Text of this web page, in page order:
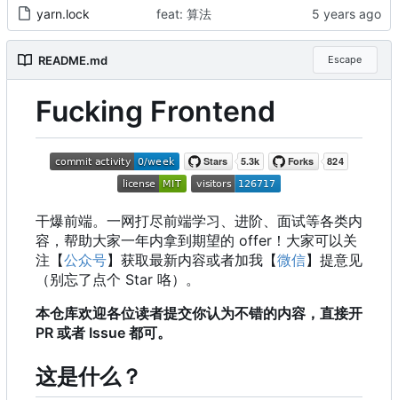
yarn.lock feat: 算法
README.md Escape
Fucking Frontend
干爆前端。一网打尽前端学习、进阶、面试等各类内
容，帮助大家一年内拿到期望的 offer ！ 大家可以关
注【公众号】获取最新内容或者加我【微信】提意见
（别忘了点个 Star 咯）。
本仓库欢迎各位读者提交你认为不错的内容，直接开
PR 或者 Issue 都可。
这是什么？